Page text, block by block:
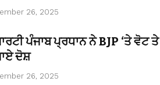
26, 2025
ਪੰਜਾਬ ਪ੍ਰਧਾਨ ਨੇ BJP ‘ਤੇ ਵੋਟ ਤੇ
ਦੋਸ਼
26, 2025